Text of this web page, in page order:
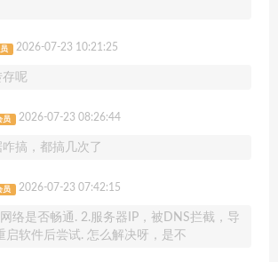
2026-07-23 10:21:25
存呢
员 2026-07-23 08:26:44
搞，都搞几次了
员 2026-07-23 07:42:15
络是否畅通. 2.服务器IP，被DNS拦截，导
启软件后尝试. 怎么解决呀，是不